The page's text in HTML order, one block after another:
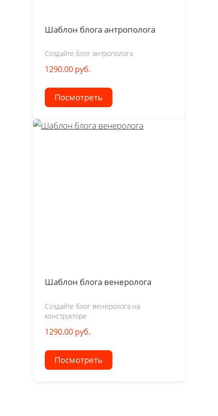
Шаблон блога антрополога
Создайте блог антрополога
1290.00 руб.
Посмотреть
Шаблон блога венеролога
Создайте блог венеролога на
конструкторе
1290.00 руб.
Посмотреть